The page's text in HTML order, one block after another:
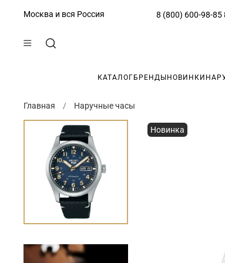
Москва и вся Россия 8 (800) 600-98-85
КАТАЛОГ БРЕНДЫ НОВИНКИ
Главная Наручные часы
Новинка